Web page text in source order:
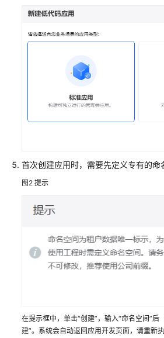
云
轻
通
IAM
授
用
轻
应
首次创建应用时，需要先定义专有的命
图2 提示
在提示框中，单击“创建”，输入“命名空间”后
建”。系统会自动返回应用开发页面，请重新